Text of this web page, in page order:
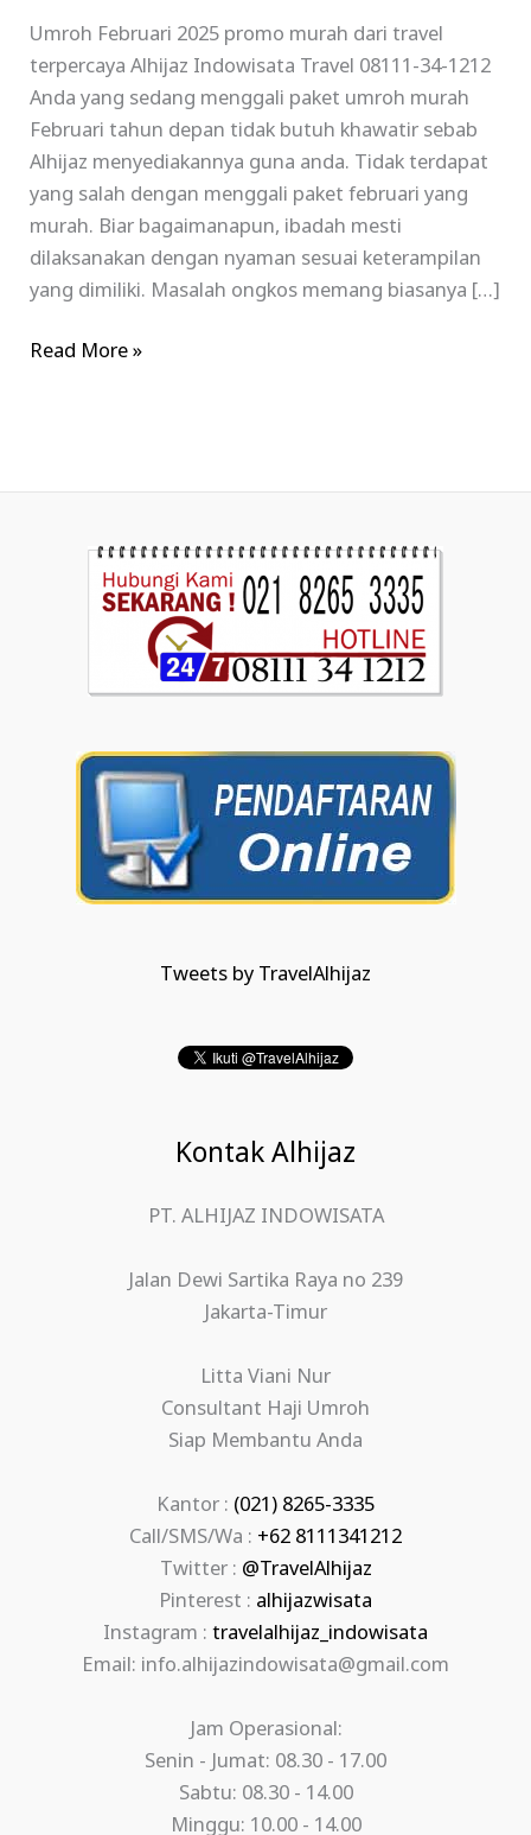
Umroh Februari 2025 promo murah dari travel
terpercaya Alhijaz Indowisata Travel 08111-34-1212
Anda yang sedang menggali paket umroh murah
Februari tahun depan tidak butuh khawatir sebab
Alhijaz menyediakannya guna anda. Tidak terdapat
yang salah dengan menggali paket februari yang
murah. Biar bagaimanapun, ibadah mesti
dilaksanakan dengan nyaman sesuai keterampilan
yang dimiliki. Masalah ongkos memang biasanya […]
Read More »
Tweets by TravelAlhijaz
Kontak Alhijaz
PT. ALHIJAZ INDOWISATA
Jalan Dewi Sartika Raya no 239
Jakarta-Timur
Litta Viani Nur
Consultant Haji Umroh
Siap Membantu Anda
Kantor : (021) 8265-3335
Call/SMS/Wa : +62 8111341212
Twitter : @TravelAlhijaz
Pinterest : alhijazwisata
Instagram : travelalhijaz_indowisata
Email: info.alhijazindowisata@gmail.com
Jam Operasional:
Senin - Jumat: 08.30 - 17.00
Sabtu: 08.30 - 14.00
Minggu: 10.00 - 14.00